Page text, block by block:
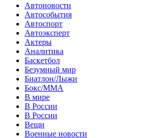
Автоновости
Автособытия
Автоспорт
Автоэксперт
Актеры
Аналитика
Баскетбол
Безумный мир
Биатлон/Лыжи
Бокс/MMA
В мире
В России
В России
Вещи
Военные новости